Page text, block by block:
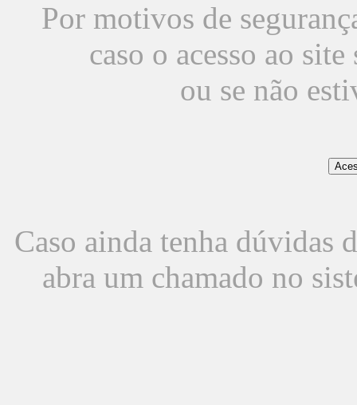
Por motivos de
caso o acesso ao
ou se não
Caso ainda tenha dúvidas
abra um chamado no